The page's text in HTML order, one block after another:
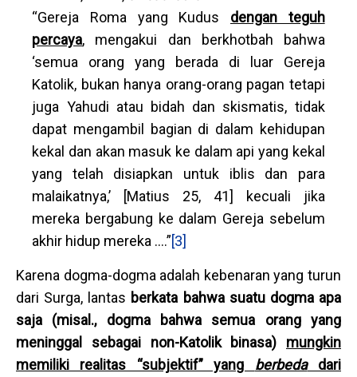
“Gereja Roma yang Kudus dengan teguh
percaya, mengakui dan berkhotbah bahwa
‘semua orang yang berada di luar Gereja
Katolik, bukan hanya orang-orang pagan tetapi
juga Yahudi atau bidah dan skismatis, tidak
dapat mengambil bagian di dalam kehidupan
kekal dan akan masuk ke dalam api yang kekal
yang telah disiapkan untuk iblis dan para
malaikatnya,’ [Matius 25, 41] kecuali jika
mereka bergabung ke dalam Gereja sebelum
akhir hidup mereka ....”[3]
Karena dogma-dogma adalah kebenaran yang turun
dari Surga, lantas berkata bahwa suatu dogma apa
saja (misal., dogma bahwa semua orang yang
meninggal sebagai non-Katolik binasa) mungkin
memiliki realitas “subjektif” yang berbedadari